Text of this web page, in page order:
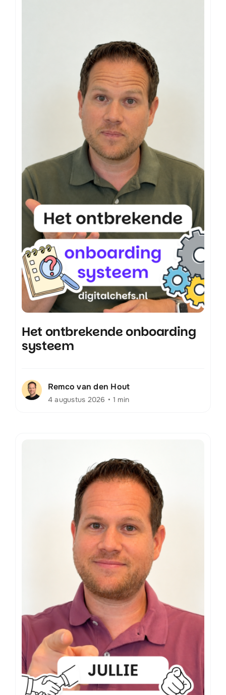
Het ontbrekende onboarding
systeem
Remco van den Hout
4 augustus 2026 • 1 min